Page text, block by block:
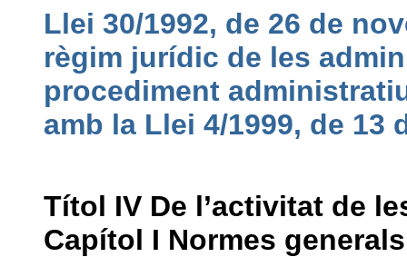
Llei 30/1992, de 26 de
règim jurídic de les
procediment
amb la Llei 4/1999, de 13
Títol IV De l’activitat de
Capítol I Normes generals